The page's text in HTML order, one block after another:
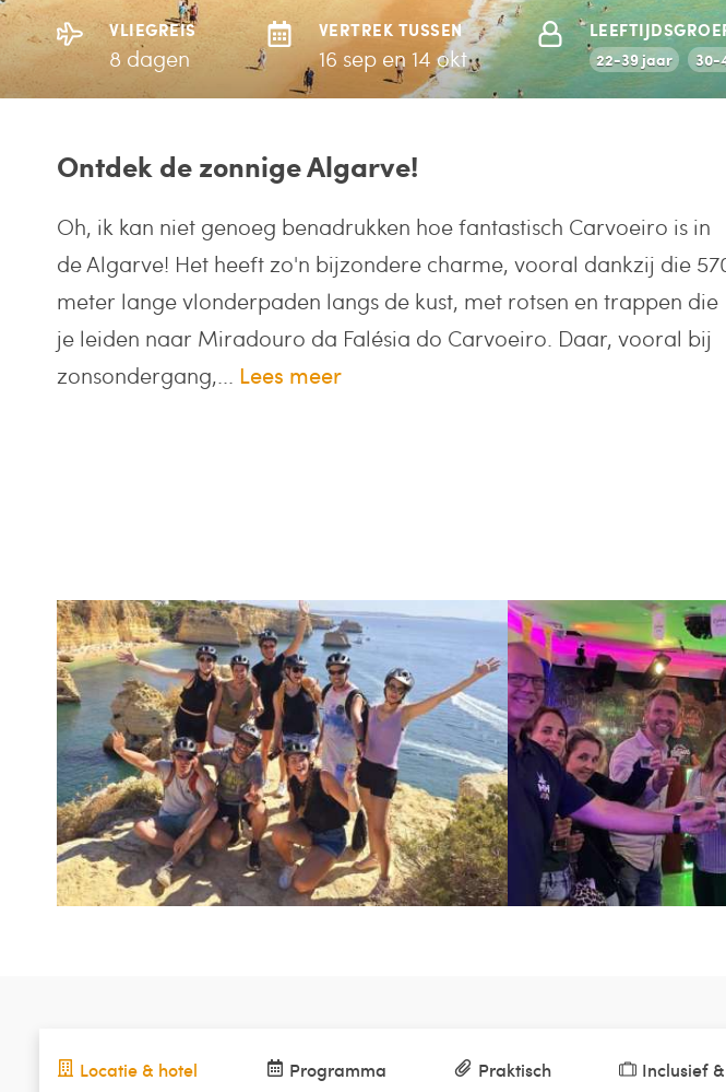
VLIEGREIS
8 dagen
VERTREK TUSSEN
16 sep en 14 okt 22-39 jaar 30-
Ontdek de zonnige Algarve!
Oh, ik kan niet genoeg benadrukken hoe fantastisch Carvoeiro is in
de Algarve! Het heeft zo'n bijzondere charme, vooral dankzij die
meter lange vlonderpaden langs de kust, met rotsen en trappen die
je leiden naar Miradouro da Falésia do Carvoeiro. Daar, vooral bij
zonsondergang,... Lees meer
Locatie & hotel Programma Praktisch Inclusief